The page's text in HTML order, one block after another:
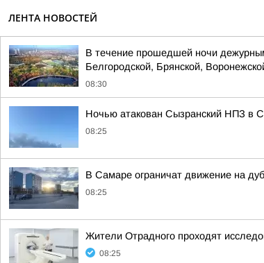
ЛЕНТА НОВОСТЕЙ
В течение прошедшей ночи
Белгородской, Брянской,
08:30
Ночью атакован Сызранский НПЗ в
08:25
В Самаре ограничат движение на
08:25
Жители Отрадного проходят
08:25